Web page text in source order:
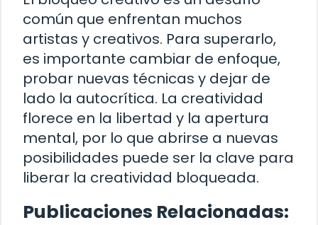
común que enfrentan muchos
artistas y creativos. Para superarlo,
es importante cambiar de enfoque,
probar nuevas técnicas y dejar de
lado la autocrítica. La creatividad
florece en la libertad y la apertura
mental, por lo que abrirse a nuevas
posibilidades puede ser la clave para
liberar la creatividad bloqueada.
Publicaciones Relacionadas: